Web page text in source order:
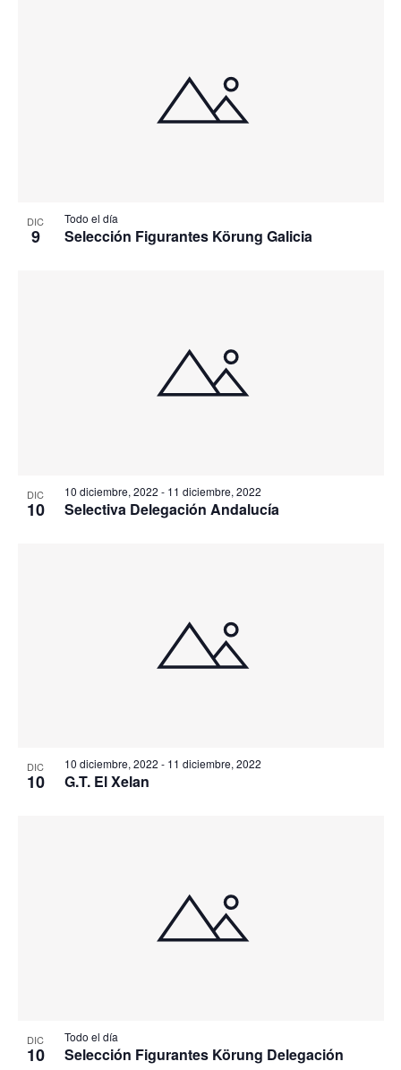
DIC
9
Todo el día
Selección Figurantes Körung Galicia
DIC
10
10 diciembre, 2022 - 11 diciembre, 2022
Selectiva Delegación Andalucía
DIC
10
10 diciembre, 2022 - 11 diciembre, 2022
G.T. El Xelan
DIC
10
Todo el día
Selección Figurantes Körung Delegación